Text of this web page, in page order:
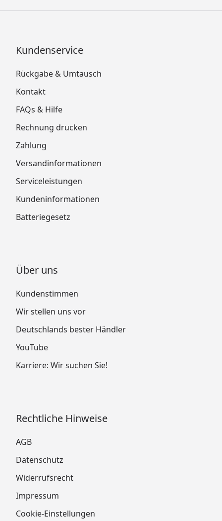
Kundenservice
Rückgabe & Umtausch
Kontakt
FAQs & Hilfe
Rechnung drucken
Zahlung
Versandinformationen
Serviceleistungen
Kundeninformationen
Batteriegesetz
Über uns
Kundenstimmen
Wir stellen uns vor
Deutschlands bester Händler
YouTube
Karriere: Wir suchen Sie!
Rechtliche Hinweise
AGB
Datenschutz
Widerrufsrecht
Impressum
Cookie-Einstellungen